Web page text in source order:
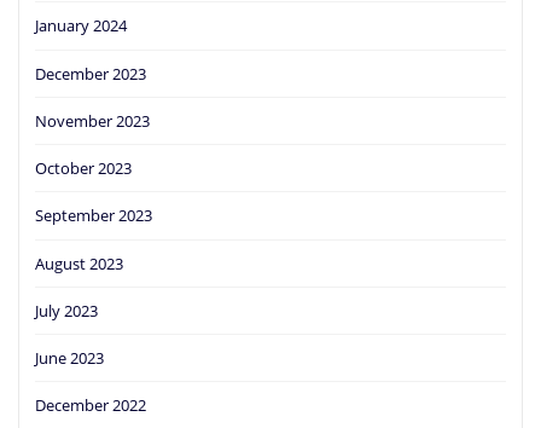
January 2024
December 2023
November 2023
October 2023
September 2023
August 2023
July 2023
June 2023
December 2022